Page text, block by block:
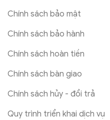
Chính sách bảo mật
Chính sách bảo hành
Chính sách hoàn tiền
Chính sách bàn giao
Chính sách hủy - đổi trả
Quy trình triển khai dịch vụ